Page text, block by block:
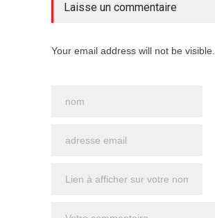
Laisse un commentaire
Your email address will not be visible.